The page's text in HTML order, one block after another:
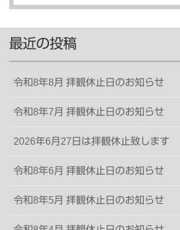
最近の投稿
令和8年8月 拝観休止日のお知らせ
令和8年7月 拝観休止日のお知らせ
2026年6月27日は拝観休止致します
令和8年6月 拝観休止日のお知らせ
令和8年5月 拝観休止日のお知らせ